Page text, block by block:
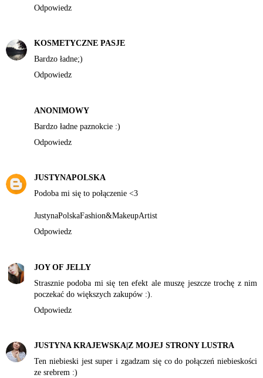
Odpowiedz
KOSMETYCZNE PASJE
Bardzo ładne;)
Odpowiedz
ANONIMOWY
Bardzo ładne paznokcie :)
Odpowiedz
JUSTYNAPOLSKA
Podoba mi się to połączenie <3
JustynaPolskaFashion&MakeupArtist
Odpowiedz
JOY OF JELLY
Strasznie podoba mi się ten efekt ale muszę jeszcze trochę z nim
poczekać do większych zakupów :).
Odpowiedz
JUSTYNA KRAJEWSKA|Z MOJEJ STRONY LUSTRA
Ten niebieski jest super i zgadzam się co do połączeń niebieskości
ze srebrem :)